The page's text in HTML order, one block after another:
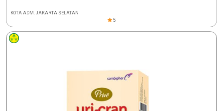
KOTA ADM. JAKARTA SELATAN
5